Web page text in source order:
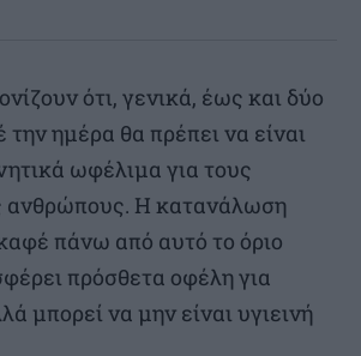
ότι, γενικά, έως και δύο
την ημέρα θα πρέπει να είναι
ωφέλιμα για τους
ανθρώπους. Η κατανάλωση
πάνω από αυτό το όριο
πρόσθετα οφέλη για
μπορεί να μην είναι υγιεινή